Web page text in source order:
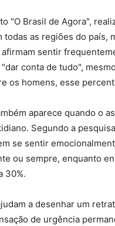
"O Brasil de Agora",
todas as regiões do país,
sentir
conta de tudo",
os homens, esse
aparece quando o
Segundo a
se sentir
ou sempre, enquanto
30%.
a desenhar um
de urgência